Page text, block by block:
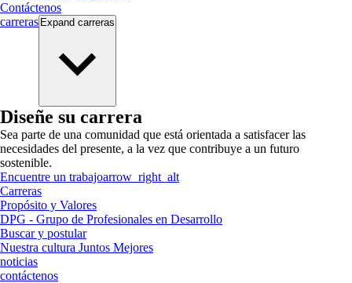
Contáctenos
carreras Expand carreras
Diseñe su carrera
Sea parte de una comunidad que está orientada a satisfacer las
necesidades del presente, a la vez que contribuye a un futuro
sostenible.
Encuentre un trabajoarrow_right_alt
Carreras
Propósito y Valores
DPG - Grupo de Profesionales en Desarrollo
Buscar y postular
Nuestra cultura Juntos Mejores
noticias
contáctenos